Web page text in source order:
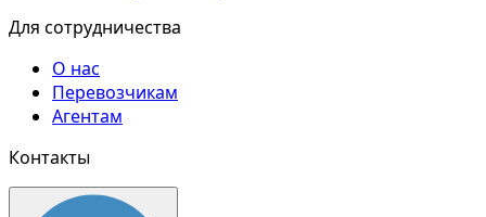
Для сотрудничества
О нас
Перевозчикам
Агентам
Контакты